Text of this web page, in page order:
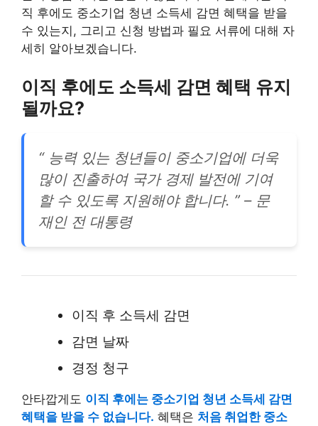
직 후에도 중소기업 청년 소득세 감면 혜택을 받을
수 있는지, 그리고 신청 방법과 필요 서류에 대해 자
세히 알아보겠습니다.
이직 후에도 소득세 감면 혜택 유지
될까요?
“ 능력 있는 청년들이 중소기업에 더욱
많이 진출하여 국가 경제 발전에 기여
할 수 있도록 지원해야 합니다. ” – 문
재인 전 대통령
이직 후 소득세 감면
감면 날짜
경정 청구
안타깝게도 이직 후에는 중소기업 청년 소득세 감면
혜택을 받을 수 없습니다. 혜택은 처음 취업한 중소